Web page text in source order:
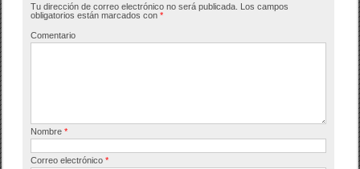
o
o
tir
Tu dirección de correo electrónico no será publicada. Los campos
obligatorios están marcados con*
Comentario
Nombre*
Correo electrónico*